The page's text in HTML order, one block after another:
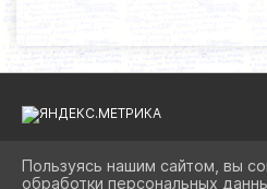
2026 Г. BIBLIOAST.RU
Пользуясь нашим сайтом, вы
обработки персональных